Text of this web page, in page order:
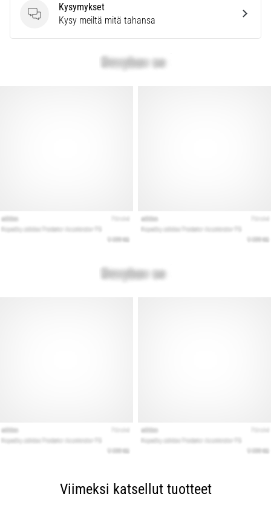
Kysymykset
Kysymykset
Kysy meiltä mitä tahansa
Viimeksi katsellut tuotteet